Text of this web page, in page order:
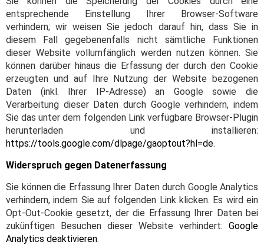
entsprechende Einstellung Ihrer Browser-Software
verhindern; wir weisen Sie jedoch darauf hin, dass Sie in
diesem Fall gegebenenfalls nicht sämtliche Funktionen
dieser Website vollumfänglich werden nutzen können. Sie
können darüber hinaus die Erfassung der durch den Cookie
erzeugten und auf Ihre Nutzung der Website bezogenen
Daten (inkl. Ihrer IP-Adresse) an Google sowie die
Verarbeitung dieser Daten durch Google verhindern, indem
Sie das unter dem folgenden Link verfügbare Browser-Plugin
herunterladen und installieren:
https://tools.google.com/dlpage/gaoptout?hl=de.
Widerspruch gegen Datenerfassung
Sie können die Erfassung Ihrer Daten durch Google Analytics
verhindern, indem Sie auf folgenden Link klicken. Es wird ein
Opt-Out-Cookie gesetzt, der die Erfassung Ihrer Daten bei
zukünftigen Besuchen dieser Website verhindert: Google
Analytics deaktivieren.